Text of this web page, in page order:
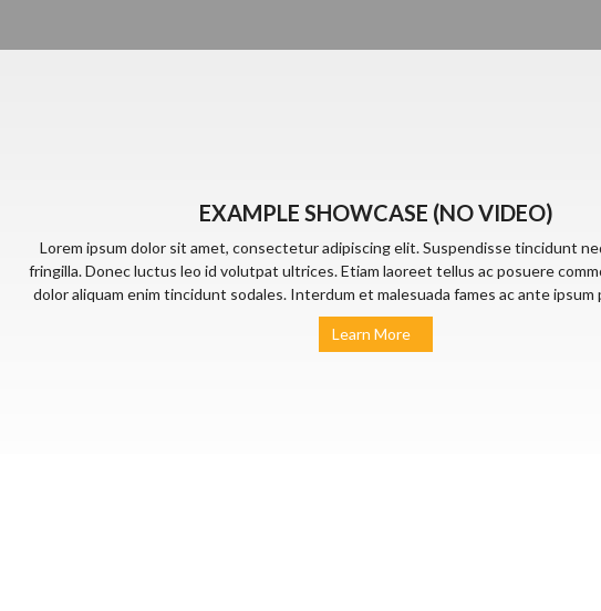
EXAMPLE SHOWCASE (NO VIDEO)
Lorem ipsum dolor sit amet, consectetur adipiscing elit. Suspendisse tincidunt
fringilla. Donec luctus leo id volutpat ultrices. Etiam laoreet tellus ac posuere
dolor aliquam enim tincidunt sodales. Interdum et malesuada fames ac ante ipsum
Learn More